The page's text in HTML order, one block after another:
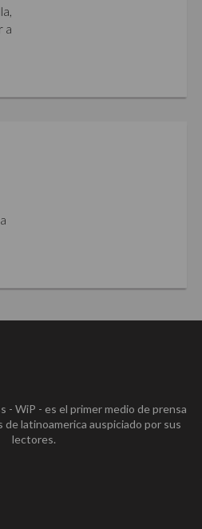
a
- WiP - es el primer medio de prensa
latinoamerica auspiciado por sus
lectores.